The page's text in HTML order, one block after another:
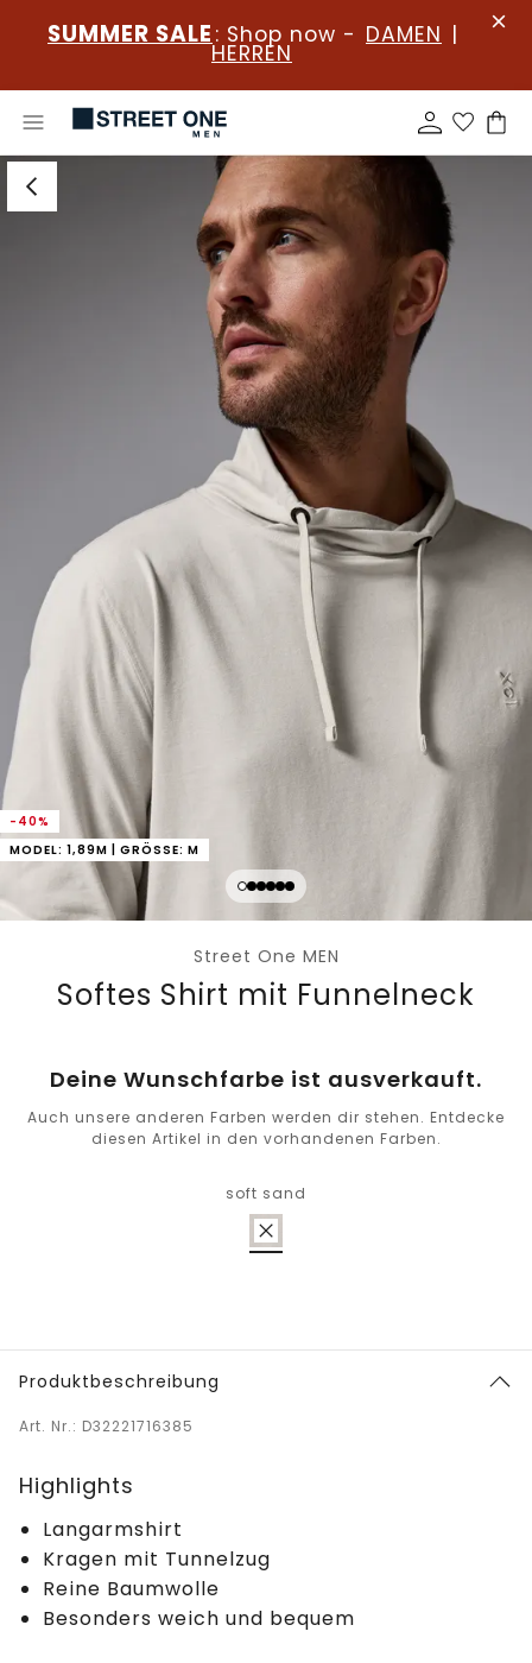
SUMMER SALE : Shop now - DAMEN |
HERREN
-40%
MODEL: 1,89M | GRÖSSE: M
Street One MEN
Softes Shirt mit Funnelneck
Deine Wunschfarbe ist ausverkauft.
Auch unsere anderen Farben werden dir stehen. Entdecke
diesen Artikel in den vorhandenen Farben.
soft sand
Produktbeschreibung
Art. Nr.: D32221716385
Highlights
Langarmshirt
Kragen mit Tunnelzug
Reine Baumwolle
Besonders weich und bequem